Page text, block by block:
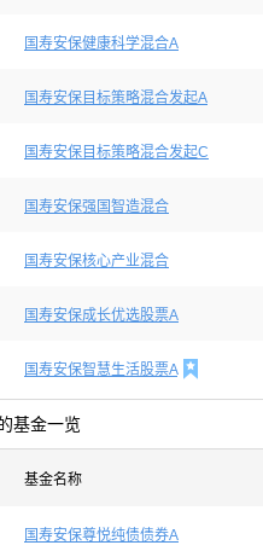
国寿安保健康科学混合A
国寿安保目标策略混合发起A
国寿安保目标策略混合发起C
国寿安保强国智造混合
国寿安保核心产业混合
国寿安保成长优选股票A
国寿安保智慧生活股票A 
基金一览
基金名称
国寿安保尊悦纯债债券A